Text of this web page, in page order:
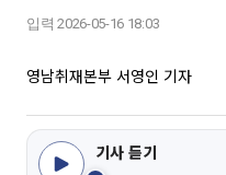
입력 2026-05-16 18:03
영남취재본부 서영인 기자
기사 듣기